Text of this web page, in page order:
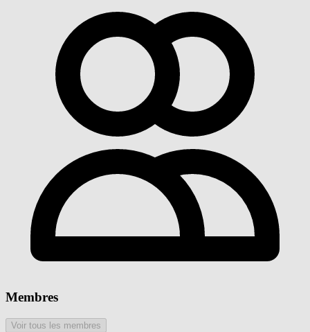
Membres
Voir tous les membres